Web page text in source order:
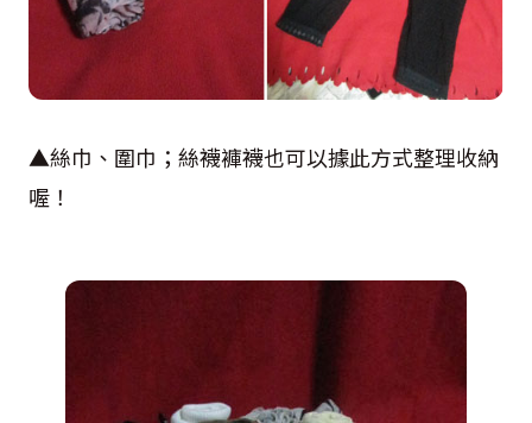
▲絲巾、圍巾；絲襪褲襪也可以據此方式整理收納
喔！